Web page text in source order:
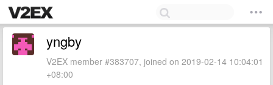
yngby
V2EX member #383707, joined on 2019-02-14 10:04:01
+08:00